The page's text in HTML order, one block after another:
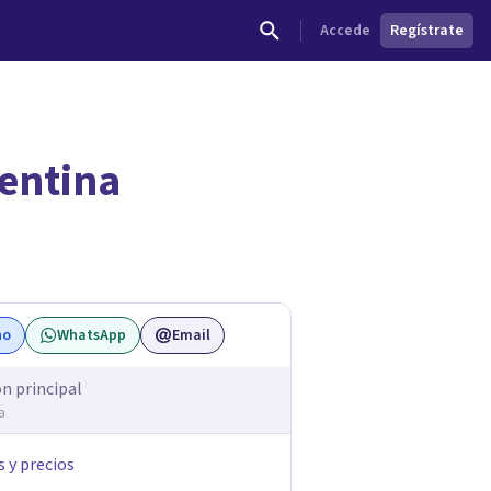
Accede Regístrate
WhatsApp Email
principal
y precios